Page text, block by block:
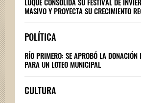
MASIVO Y PROYECTA SU CRECIMIENTO
POLÍTICA
RÍO PRIMERO: SE APROBÓ LA DONACIÓN
PARA UN LOTEO MUNICIPAL
CULTURA